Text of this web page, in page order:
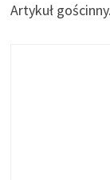
Artykuł gościnny.